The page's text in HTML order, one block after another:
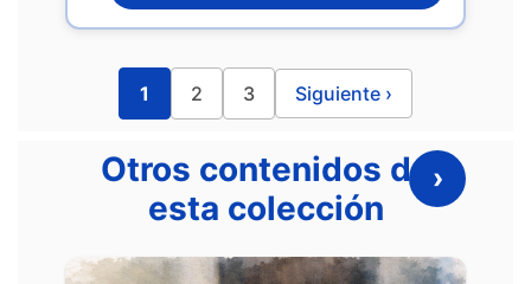
1 2 3 Siguiente ›
Otros contenidos de
esta colección
›